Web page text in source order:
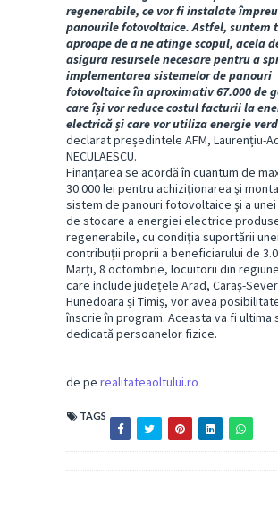
regenerabile, ce vor fi instalate
panourile fotovoltaice. Astfel, suntem
aproape de a ne atinge scopul, acela
asigura resursele necesare pentru a
implementarea sistemelor de panouri
fotovoltaice în aproximativ 67.000 de
care își vor reduce costul facturii la
electrică și care vor utiliza energie
declarat președintele AFM, Laurențiu-
NECULAESCU.
Finanţarea se acordă în cuantum de
30.000 lei pentru achiziţionarea şi
sistem de panouri fotovoltaice şi a
de stocare a energiei electrice
regenerabile, cu condiţia suportării unei
contribuţii proprii a beneficiarului de
Marți, 8 octombrie, locuitorii din
care include județele Arad, Caraș-
Hunedoara și Timiș, vor avea
înscrie în program. Aceasta va fi ultima
dedicată persoanelor fizice.
de pe realitateaoltului.ro
TAGS